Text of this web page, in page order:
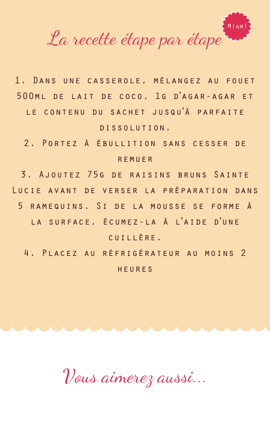
La recette étape par étape
1. Dans une casserole, mélangez au fouet
500ml de lait de coco, 1g d’agar-agar et
le contenu du sachet jusqu’à parfaite
dissolution.
2. Portez à ébullition sans cesser de
remuer
3. Ajoutez 75g de raisins bruns Sainte
Lucie avant de verser la préparation dans
5 ramequins. Si de la mousse se forme à
la surface, écumez-la à l’aide d’une
cuillère.
4. Placez au réfrigérateur au moins 2
heures
Vous aimerez aussi...